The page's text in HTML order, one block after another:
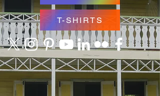
T-SHIRTS